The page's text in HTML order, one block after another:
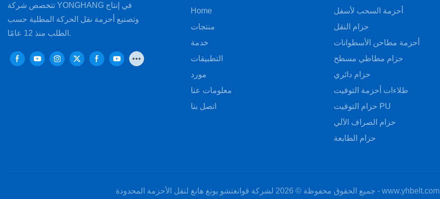
تتخصص شركة YONGHANG في إنتاج
وتصنيع أحزمة نقل الحركة المطلية حسب
الطلب منذ 12 عامًا.
Home
منتجات
خدمة
التطبيقات
مورد
معلومات عنا
اتصل بنا
أحزمة السحب لأسفل
حزام النقل
أحزمة مطاحن الأسطوانات
حزام مطاطي مسطح
حزام دائري
طلاءات أحزمة التوقيت
حزام التوقيت PU
حزام الصراف الآلي
حزام الطابعة
جميع الحقوق محفوظة © 2026 لشركة قوانغتشو يونغ هانغ لنقل الأحزمة المحدودة - www.yhbelt.com